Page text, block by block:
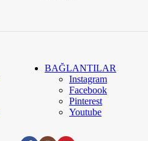
BAĞLANTILAR
Instagram
Facebook
Pinterest
Youtube